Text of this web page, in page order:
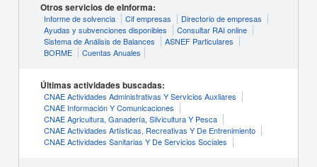
Otros servicios de eInforma:
Informe de solvencia Cif empresas
Directorio de empresas
Ayudas y subvenciones disponibles
Consultar RAI online
Sistema de Análisis de Balances
ASNEF Particulares
BORME
Cuentas Anuales
Últimas actividades buscadas:
CNAE Actividades Administrativas Y Servicios Auxliares
CNAE Información Y Comunicaciones
CNAE Agricultura, Ganadería, Silvicultura Y Pesca
CNAE Actividades Artísticas, Recreativas Y De Entrenimiento
CNAE Actividades Sanitarias Y De Servicios Sociales